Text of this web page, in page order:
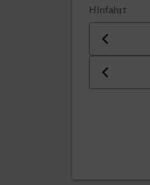
Hinfahrt
Datum der
Uhrzeit